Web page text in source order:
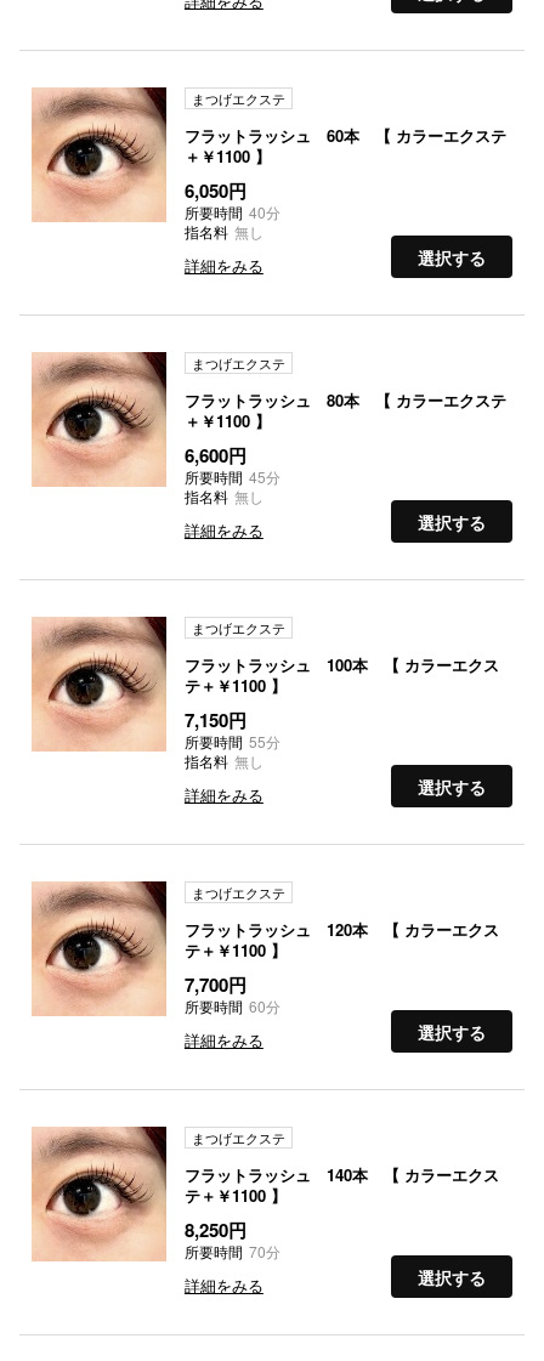
まつげエクステ
フラットラッシュ 60本 【 カラーエクステ
＋￥1100 】
6,050円
所要時間 40分
指名料 無し
詳細をみる 選択する
まつげエクステ
フラットラッシュ 80本 【 カラーエクステ
＋￥1100 】
6,600円
所要時間 45分
指名料 無し
詳細をみる 選択する
まつげエクステ
フラットラッシュ 100本 【 カラーエクス
テ＋￥1100 】
7,150円
所要時間 55分
指名料 無し
詳細をみる 選択する
まつげエクステ
フラットラッシュ 120本 【 カラーエクス
テ＋￥1100 】
7,700円
所要時間 60分
詳細をみる 選択する
まつげエクステ
フラットラッシュ 140本 【 カラーエクス
テ＋￥1100 】
8,250円
所要時間 70分
詳細をみる 選択する